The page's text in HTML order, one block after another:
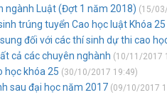
ngành Luật (Đợt 1 năm 2018) (15/
trúng tuyển Cao học luật Khóa 25
đối với các thí sinh dự thi cao học
cả các chuyên nghành (10/11/2017
học khóa 25 (30/10/2017 19:49)
sau đại học năm 2017 (09/10/2017